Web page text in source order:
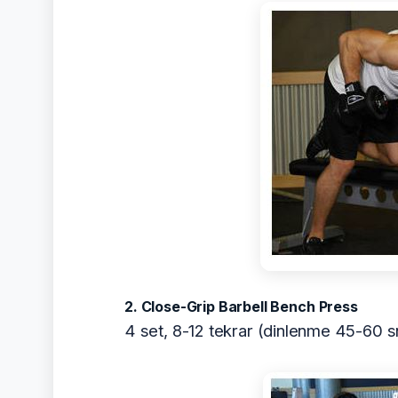
2. Close-Grip Barbell Bench Press
4 set, 8-12 tekrar (dinlenme 45-60